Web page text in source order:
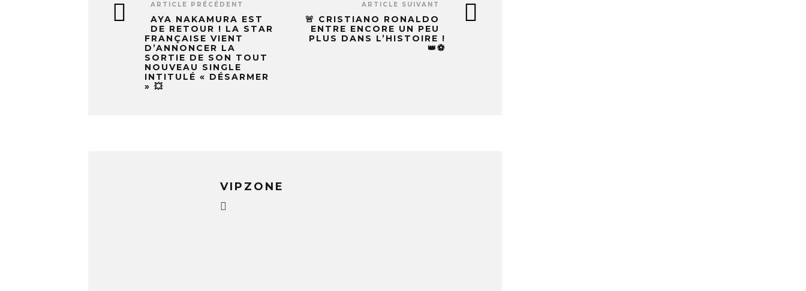
ARTICLE PRÉCÉDENT
AYA NAKAMURA EST
DE RETOUR ! LA STAR
FRANÇAISE VIENT
D’ANNONCER LA
SORTIE DE SON TOUT
NOUVEAU SINGLE
INTITULÉ « DÉSARMER
» 💥
ARTICLE SUIVANT
🚨 CRISTIANO RONALDO
ENTRE ENCORE UN PEU
PLUS DANS L’HISTOIRE !
👑⚽
VIPZONE